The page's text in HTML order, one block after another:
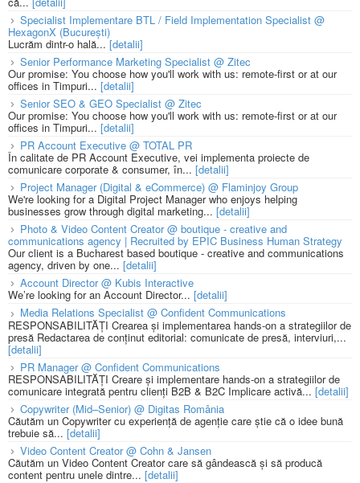
Specialist Implementare BTL / Field Implementation Specialist @
HexagonX (București)
Lucrăm dintr-o hală...[detalii]
Senior Performance Marketing Specialist @ Zitec
Our promise: You choose how you'll work with us: remote-first or at our
offices in Timpuri... [detalii]
Senior SEO & GEO Specialist @ Zitec
Our promise: You choose how you'll work with us: remote-first or at our
offices in Timpuri... [detalii]
PR Account Executive @ TOTAL PR
În calitate de PR Account Executive, vei implementa proiecte de
comunicare corporate & consumer, în... [detalii]
Project Manager (Digital & eCommerce) @ Flaminjoy Group
We're looking for a Digital Project Manager who enjoys helping
businesses grow through digital marketing... [detalii]
Photo & Video Content Creator @ boutique - creative and
communications agency | Recruited by EPIC Business Human Strategy
Our client is a Bucharest based boutique - creative and communications
agency, driven by one... [detalii]
Account Director @ Kubis Interactive
We’re looking for an Account Director... [detalii]
Media Relations Specialist @ Confident Communications
RESPONSABILITĂȚI Crearea și implementarea hands-on a strategiilor de
presă Redactarea de conținut editorial: comunicate de presă, interviuri,...
[detalii]
PR Manager @ Confident Communications
RESPONSABILITĂȚI Creare și implementare hands-on a strategiilor de
comunicare integrată pentru clienți B2B & B2C Implicare activă... [detalii]
Copywriter (Mid–Senior) @ Digitas România
Căutăm un Copywriter cu experiență de agenție care știe că o idee bună
trebuie să... [detalii]
Video Content Creator @ Cohn & Jansen
Căutăm un Video Content Creator care să gândească și să producă
content pentru unele dintre... [detalii]